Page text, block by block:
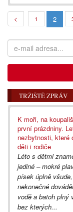
< 1 2
TRŽIŠTĚ ZPRÁV
K moři, na
první prázdniny.
nezbytnosti, které
děti i rodiče
Léto s dětmi
jediné – mokré
písek úplně všude,
nekonečné
vodě a batoh plný
bez kterých...